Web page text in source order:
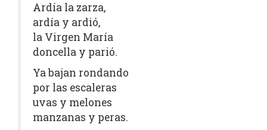
Ardía la zarza,
ardía y ardió,
la Virgen María
doncella y parió.
Ya bajan rondando
por las escaleras
uvas y melones
manzanas y peras.